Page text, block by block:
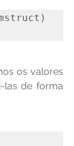
las de forma